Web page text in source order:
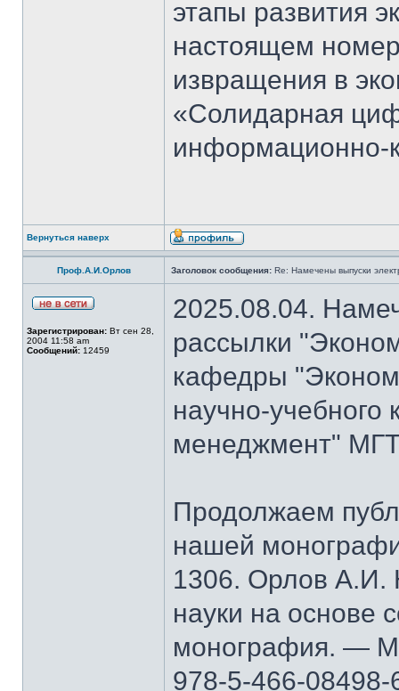
этапы развития
настоящем
извращения в
«Солидарная
информационно-
Вернуться наверх
Проф.А.И.Орлов Заголовок сообщения: Re: Намечены выпуски
Зарегистрирован: Вт сен 28,
2004 11:58 am
Сообщений: 12459
2025.08.04.
рассылки
кафедры
научно-
менеджмент"
Продолжаем
нашей
1306. Орлов А.И.
науки на основе
монография. —
978-5-466-